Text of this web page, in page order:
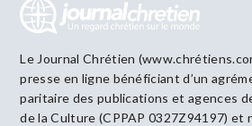
Le Journal Chrétien
presse en ligne bénéficiant d’un
paritaire des publications et agences
de la Culture (CPPAP 0327Z94197) et